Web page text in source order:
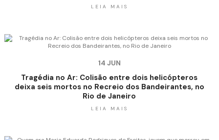
LEIA MAIS
14 JUN
Tragédia no Ar: Colisão entre dois helicópteros
deixa seis mortos no Recreio dos Bandeirantes, no
Rio de Janeiro
LEIA MAIS